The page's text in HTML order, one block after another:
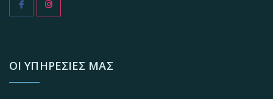
ΟΙ ΥΠΗΡΕΣΊΕΣ ΜΑΣ